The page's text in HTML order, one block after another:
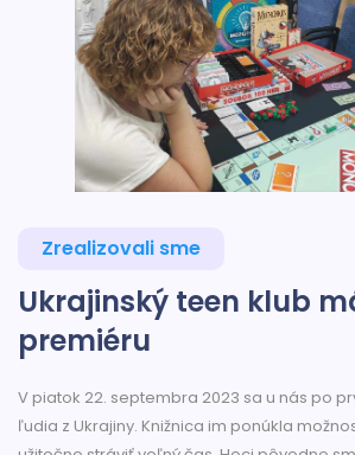
Zrealizovali sme
Ukrajinský teen klub
premiéru
V piatok 22. septembra 2023 sa u nás po
ľudia z Ukrajiny. Knižnica im ponúkla